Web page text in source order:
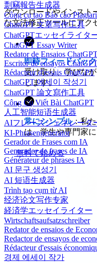
剽竊報告生成器
Công cụ tạo Báo cáo
ChatGPT 文章写作工具
ChatGPTエッセイライタ
ChatGPT Essay Writer
Redator de Ensaios
Escritor de ensayos
Rédacteur d'essais ChatGPT
ChatGPT 에세이 작성기
ChatGPT 論文寫作工具
Công Cụ Viết Bài ChatGPT
人工智能短语生成器
AIフレーズジェネレータ
KI-Phrasengenerator
Gerador de Frases com IA
Generador de frases de IA
Générateur de phrases IA
AI 문구 생성기
AI 短语生成器
Trình tạo cụm từ AI
经济论文写作专家
経済学エッセイライター
Wirtschaftsaufsatzschreiber
Redator de ensaios de
Redactor de ensayos de
Rédacteur d'essais
경제 에세이 작가
ダウンロードやインスト
な文法修正ツールにアク
即時フィードバック
受け取り、学びな
します。
常にシンプル：私
は、学生や専門家
無料で始める